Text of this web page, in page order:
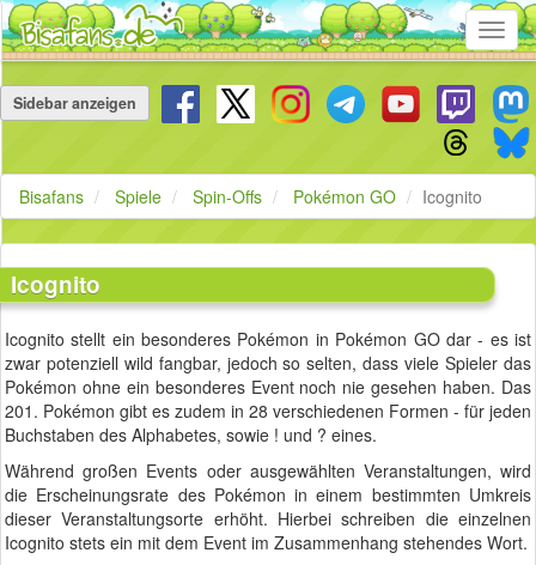
überspringen
Sidebar anzeigen
Bisafans Spiele Spin-Offs Pokémon GO Icognito
Icognito
Icognito stellt ein besonderes Pokémon in Pokémon GO dar - es ist
zwar potenziell wild fangbar, jedoch so selten, dass viele Spieler das
Pokémon ohne ein besonderes Event noch nie gesehen haben. Das
201. Pokémon gibt es zudem in 28 verschiedenen Formen - für jeden
Buchstaben des Alphabetes, sowie ! und ? eines.
Während großen Events oder ausgewählten Veranstaltungen, wird
die Erscheinungsrate des Pokémon in einem bestimmten Umkreis
dieser Veranstaltungsorte erhöht. Hierbei schreiben die einzelnen
Icognito stets ein mit dem Event im Zusammenhang stehendes Wort.